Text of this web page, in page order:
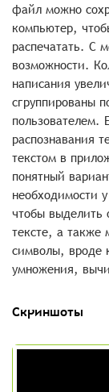
файл можно
компьютер,
распечатать. С
возможности.
написания
сгруппированы
пользователем.
распознавания
текстом в
понятный
необходимости
чтобы выделить
тексте, а также
символы, вроде
умножения,
Скриншоты